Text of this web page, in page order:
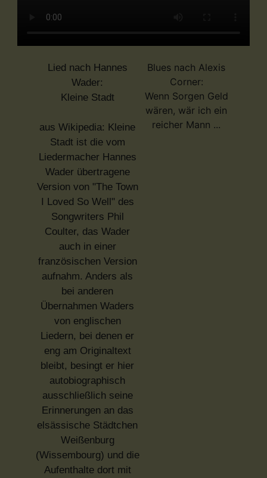
Lied nach Hannes
Wader:
Kleine Stadt
aus Wikipedia: Kleine
Stadt ist die vom
Liedermacher Hannes
Wader übertragene
Version von "The Town
I Loved So Well" des
Songwriters Phil
Coulter, das Wader
auch in einer
französischen Version
aufnahm. Anders als
bei anderen
Übernahmen Waders
von englischen
Liedern, bei denen er
eng am Originaltext
bleibt, besingt er hier
autobiographisch
ausschließlich seine
Erinnerungen an das
elsässische Städtchen
Weißenburg
(Wissembourg) und die
Aufenthalte dort mit
Blues nach Alexis
Corner:
Wenn Sorgen Geld
wären, wär ich ein
reicher Mann ...